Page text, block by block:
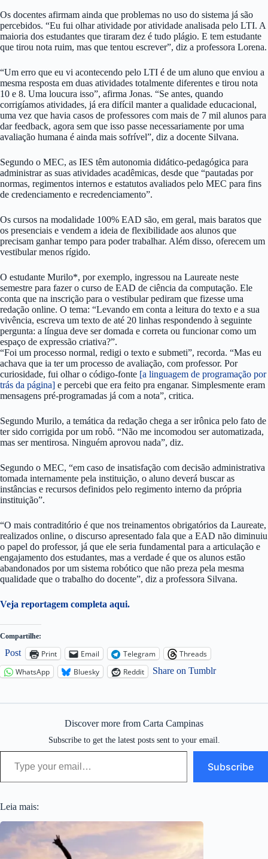
Os docentes afirmam ainda que problemas no uso do sistema já são
percebidos. “Eu fui olhar atividade por atividade analisada pelo LTI. A
maioria dos estudantes que tiraram dez é tudo plágio. E tem estudante
que tirou nota ruim, mas que tentou escrever”, diz a professora Lorena.
“Um erro que eu vi acontecendo pelo LTI é de um aluno que enviou a
mesma resposta em duas atividades totalmente diferentes e tirou nota
10 e 8. Uma loucura isso”, afirma Jonas. “Se antes, quando
corrigíamos atividades, já era difícil manter a qualidade educacional,
uma vez que havia casos de professores com mais de 7 mil alunos para
dar feedback, agora sem que isso passe necessariamente por uma
avaliação humana é ainda mais sofrível”, diz a docente Silvana.
Segundo o MEC, as IES têm autonomia didático-pedagógica para
administrar as suas atividades acadêmicas, desde que “pautadas por
normas, regimentos internos e estatutos avaliados pelo MEC para fins
de credenciamento e recredenciamento”.
Os cursos na modalidade 100% EAD são, em geral, mais baratos que
os presenciais e vendem a ideia de flexibilidade aos alunos que
precisam ganhar tempo para poder trabalhar. Além disso, oferecem um
vestibular menos rígido.
O estudante Murilo*, por exemplo, ingressou na Laureate neste
semestre para fazer o curso de EAD de ciência da computação. Ele
conta que na inscrição para o vestibular pediram que fizesse uma
redação online. O tema: “Levando em conta a leitura do texto e a sua
vivência, escreva um texto de até 20 linhas respondendo à seguinte
pergunta: a língua deve ser domada e correta ou funcionar como um
espaço de expressão criativa?”.
“Foi um processo normal, redigi o texto e submeti”, recorda. “Mas eu
achava que ia ter um processo de avaliação, com professor. Por
curiosidade, fui olhar o código-fonte [a linguagem de programação por
trás da página] e percebi que era feito pra enganar. Simplesmente eram
mensagens pré-programadas já com a nota”, critica.
Segundo Murilo, a temática da redação chega a ser irônica pelo fato de
ter sido corrigida por um robô. “Não me incomodou ser automatizada,
mas ser mentirosa. Ninguém aprovou nada”, diz.
Segundo o MEC, “em caso de insatisfação com decisão administrativa
tomada internamente pela instituição, o aluno deverá buscar as
instâncias e recursos definidos pelo regimento interno da própria
instituição”.
“O mais contraditório é que nos treinamentos obrigatórios da Laureate,
realizados online, o discurso apresentado fala que a EAD não diminuiu
o papel do professor, já que ele seria fundamental para a articulação e
engajamento dos estudantes, mas a verdade é que os alunos estão
abandonados por um sistema robótico que não preza pela mesma
qualidade que o trabalho do docente”, diz a professora Silvana.
Veja reportagem completa aqui.
Compartilhe:
Post Print Email Telegram
Threads
WhatsApp
Bluesky Reddit Share on Tumblr
Discover more from Carta Campinas
Subscribe to get the latest posts sent to your email.
Type your email…
Subscribe
Leia mais: